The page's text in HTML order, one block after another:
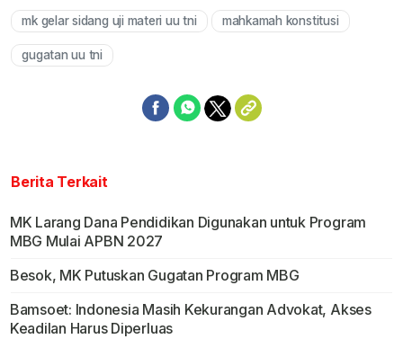
mk gelar sidang uji materi uu tni mahkamah konstitusi
gugatan uu tni
Berita Terkait
MK Larang Dana Pendidikan Digunakan untuk Program
MBG Mulai APBN 2027
Besok, MK Putuskan Gugatan Program MBG
Bamsoet: Indonesia Masih Kekurangan Advokat, Akses
Keadilan Harus Diperluas